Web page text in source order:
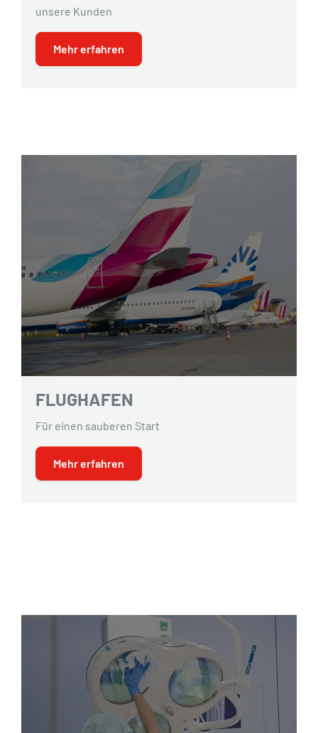
unsere Kunden
Mehr erfahren
FLUGHAFEN
Für einen sauberen Start
Mehr erfahren